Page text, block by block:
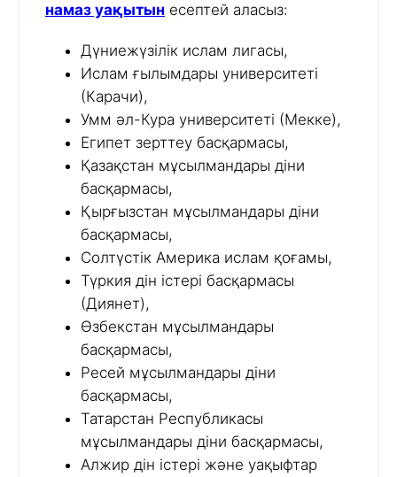
намаз уақытын есептей аласыз:
Дүниежүзілік ислам лигасы,
Ислам ғылымдары университеті
(Карачи),
Умм әл-Кура университеті (Мекке),
Египет зерттеу басқармасы,
Қазақстан мұсылмандары діни
басқармасы,
Қырғызстан мұсылмандары діни
басқармасы,
Солтүстік Америка ислам қоғамы,
Түркия дін істері басқармасы
(Диянет),
Өзбекстан мұсылмандары
басқармасы,
Ресей мұсылмандары діни
басқармасы,
Татарстан Республикасы
мұсылмандары діни басқармасы,
Алжир дін істері және уақыфтар